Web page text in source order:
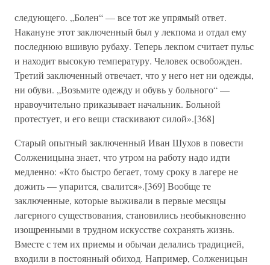
следующего. „Болен“ — все тот же упрямый ответ.
Накануне этот заключенный был у лекпома и отдал ему
последнюю вшивую рубаху. Теперь лекпом считает пульс
и находит высокую температуру. Человек освобожден.
Третий заключенный отвечает, что у него нет ни одежды,
ни обуви. „Возьмите одежду и обувь у больного“ —
нравоучительно приказывает начальник. Больной
протестует, и его вещи стаскивают силой».[368]
Старый опытный заключенный Иван Шухов в повести
Солженицына знает, что утром на работу надо идти
медленно: «Кто быстро бегает, тому сроку в лагере не
дожить — упарится, свалится».[369] Вообще те
заключенные, которые выживали в первые месяцы
лагерного существования, становились необыкновенно
изощренными в трудном искусстве сохранять жизнь.
Вместе с тем их приемы и обычаи делались традицией,
входили в постоянный обиход. Например, Солженицын